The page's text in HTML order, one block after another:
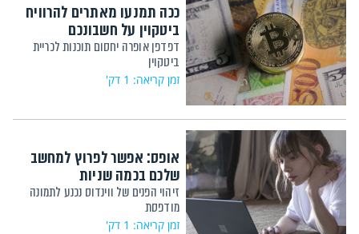
ככה תמנעו מאתרים להרוויח
ביטקוין על חשבונכם
דפדפן אופרה יחסום תוכנות לכריית
ביטקוין
זמן קריאה: 1 דק'
אופס: אפשר לפרוץ למחשב
שלכם בכמה שניות
זיהוי הפנים של ווינדוס נכנע לתמונה
מודפסת
זמן קריאה: 1 דק'